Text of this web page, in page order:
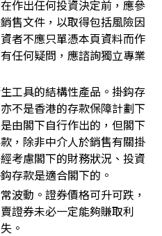
作出任何投資決定前，應參
售文件，以取得包括風險因
者不應只單憑本頁資料而作
任何疑問，應諮詢獨立專業
工具的結構性產品。掛鈎存
不是香港的存款保障計劃下
由閣下自行作出的，但閣下
，除非中介人於銷售有關掛
考慮閣下的財務狀況、投資
存款是適合閣下的。
波動。證券價格可升可跌，
證券未必一定能夠賺取利
。